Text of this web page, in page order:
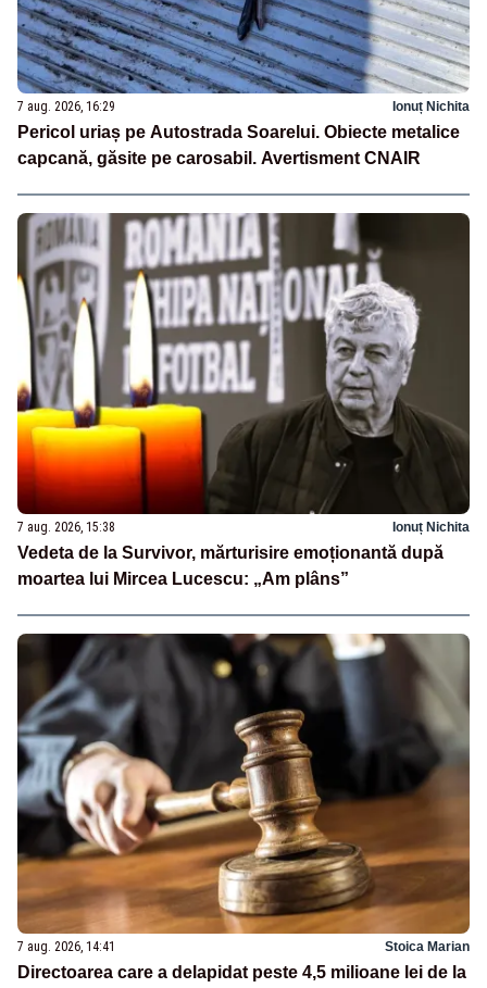
7 aug. 2026, 16:29 Ionuț Nichita
Pericol uriaș pe Autostrada Soarelui. Obiecte metalice
capcană, găsite pe carosabil. Avertisment CNAIR
7 aug. 2026, 15:38 Ionuț Nichita
Vedeta de la Survivor, mărturisire emoționantă după
moartea lui Mircea Lucescu: „Am plâns”
7 aug. 2026, 14:41 Stoica Marian
Directoarea care a delapidat peste 4,5 milioane lei de la